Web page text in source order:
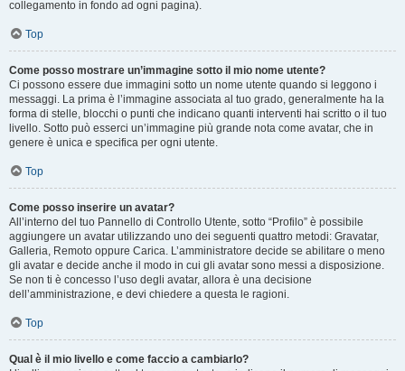
collegamento in fondo ad ogni pagina).
Top
Come posso mostrare un’immagine sotto il mio nome utente?
Ci possono essere due immagini sotto un nome utente quando si leggono i
messaggi. La prima è l’immagine associata al tuo grado, generalmente ha la
forma di stelle, blocchi o punti che indicano quanti interventi hai scritto o il tuo
livello. Sotto può esserci un’immagine più grande nota come avatar, che in
genere è unica e specifica per ogni utente.
Top
Come posso inserire un avatar?
All’interno del tuo Pannello di Controllo Utente, sotto “Profilo” è possibile
aggiungere un avatar utilizzando uno dei seguenti quattro metodi: Gravatar,
Galleria, Remoto oppure Carica. L’amministratore decide se abilitare o meno
gli avatar e decide anche il modo in cui gli avatar sono messi a disposizione.
Se non ti è concesso l’uso degli avatar, allora è una decisione
dell’amministrazione, e devi chiedere a questa le ragioni.
Top
Qual è il mio livello e come faccio a cambiarlo?